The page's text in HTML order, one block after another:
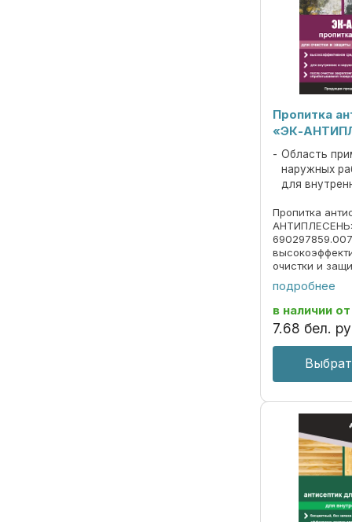
Пропитка
«ЭК-
Область
наружных
для
Пропитка
очистки и
очистки
подробнее
в наличии от
7.68 бел.